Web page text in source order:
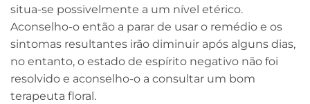
situa-se possivelmente a um nível etérico.
Aconselho-o então a parar de usar o remédio e os
sintomas resultantes irão diminuir após alguns dias,
no entanto, o estado de espírito negativo não foi
resolvido e aconselho-o a consultar um bom
terapeuta floral.